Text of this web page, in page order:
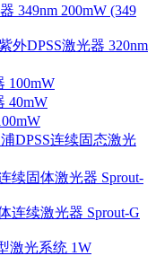
349nm 200mW (349
外DPSS激光器 320nm
100mW
40mW
DPSS连续固态激光
续固体激光器 Sprout-
连续激光器 Sprout-G
激光系统 1W